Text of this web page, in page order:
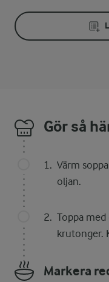
Gör så
Värm
oljan.
Toppa
krutonger.
Markera